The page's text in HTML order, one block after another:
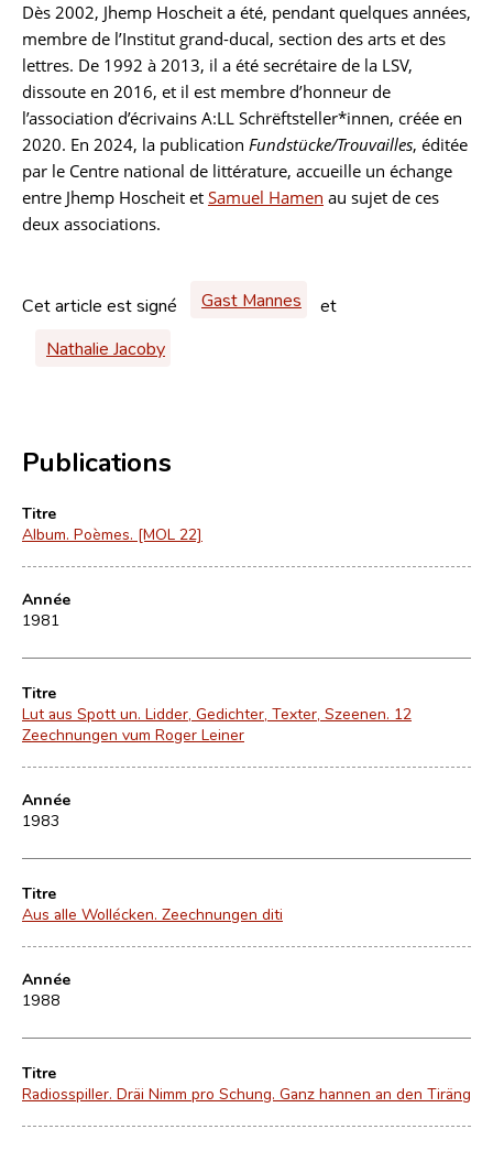
Dès 2002, Jhemp Hoscheit a été, pendant quelques années,
membre de l’Institut grand-ducal, section des arts et des
lettres. De 1992 à 2013, il a été secrétaire de la LSV,
dissoute en 2016, et il est membre d’honneur de
l’association d’écrivains A:LL Schrëftsteller*innen, créée en
2020. En 2024, la publication Fundstücke/Trouvailles, éditée
par le Centre national de littérature, accueille un échange
entre Jhemp Hoscheit et Samuel Hamen au sujet de ces
deux associations.
Cet article est signé Gast Mannes
et
Nathalie Jacoby
Publications
Titre
Album. Poèmes. [MOL 22]
Année
1981
Titre
Lut aus Spott un. Lidder, Gedichter, Texter, Szeenen. 12
Zeechnungen vum Roger Leiner
Année
1983
Titre
Aus alle Wollécken. Zeechnungen diti
Année
1988
Titre
Radiosspiller. Dräi Nimm pro Schung. Ganz hannen an den Tiräng